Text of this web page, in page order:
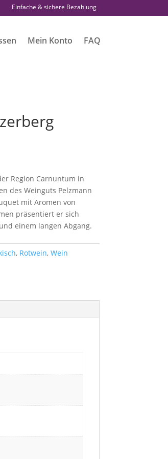
Einfache & sichere Bezahlung
Mein Konto FAQ
Region Carnuntum in
des Weinguts Pelzmann
mit Aromen von
präsentiert er sich
einem langen Abgang.
, Rotwein, Wein